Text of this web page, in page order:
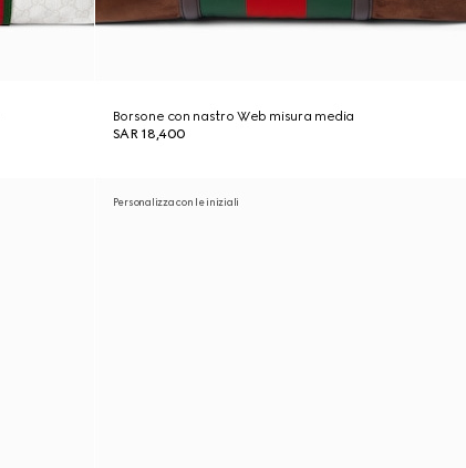
Borsone con nastro Web misura media
SAR 18,400
Personalizza con le iniziali